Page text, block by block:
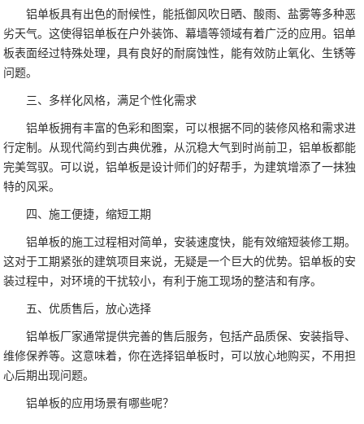
铝单板具有出色的耐候性，能抵御风吹日晒、酸雨、盐雾等多种恶
劣天气。这使得铝单板在户外装饰、幕墙等领域有着广泛的应用。铝单
板表面经过特殊处理，具有良好的耐腐蚀性，能有效防止氧化、生锈等
问题。
三、多样化风格，满足个性化需求
铝单板拥有丰富的色彩和图案，可以根据不同的装修风格和需求进
行定制。从现代简约到古典优雅，从沉稳大气到时尚前卫，铝单板都能
完美驾驭。可以说，铝单板是设计师们的好帮手，为建筑增添了一抹独
特的风采。
四、施工便捷，缩短工期
铝单板的施工过程相对简单，安装速度快，能有效缩短装修工期。
这对于工期紧张的建筑项目来说，无疑是一个巨大的优势。铝单板的安
装过程中，对环境的干扰较小，有利于施工现场的整洁和有序。
五、优质售后，放心选择
铝单板厂家通常提供完善的售后服务，包括产品质保、安装指导、
维修保养等。这意味着，你在选择铝单板时，可以放心地购买，不用担
心后期出现问题。
铝单板的应用场景有哪些呢？